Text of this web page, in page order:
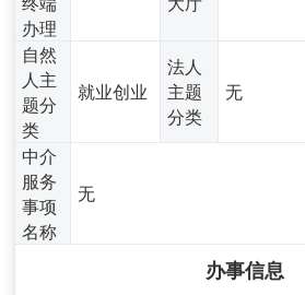
办理
自然
人主
题分
类
就业创业
法人
主题
分类
无
中介
服务
事项
名称
无
办事信息